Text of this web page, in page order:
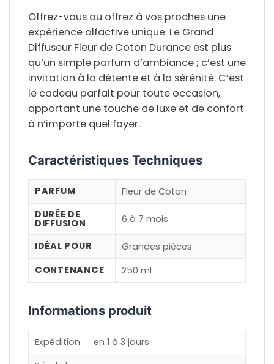
Offrez-vous ou offrez à vos proches une
expérience olfactive unique. Le Grand
Diffuseur Fleur de Coton Durance est plus
qu’un simple parfum d’ambiance ; c’est une
invitation à la détente et à la sérénité. C’est
le cadeau parfait pour toute occasion,
apportant une touche de luxe et de confort
à n’importe quel foyer.
Caractéristiques Techniques
PARFUM
Fleur de Coton
DURÉE DE
DIFFUSION 6 à 7 mois
IDÉAL POUR
Grandes pièces
CONTENANCE
250 ml
Informations produit
Expédition
en 1 à 3 jours